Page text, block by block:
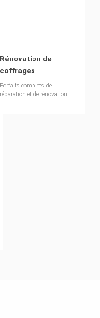
Rénovation de
coffrages
Forfaits complets de
réparation et de rénovation